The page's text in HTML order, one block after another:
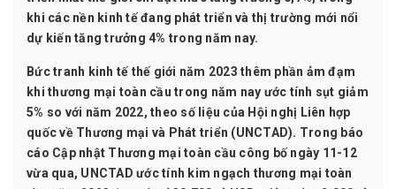
khi các nền kinh tế đang phát triển và thị trường mới nổi
dự kiến tăng trưởng 4% trong năm nay.
Bức tranh kinh tế thế giới năm 2023 thêm phần ảm đạm
khi thương mại toàn cầu trong năm nay ước tính sụt giảm
5% so với năm 2022, theo số liệu của Hội nghị Liên hợp
quốc về Thương mại và Phát triển (UNCTAD). Trong báo
cáo Cập nhật Thương mại toàn cầu công bố ngày 11-12
vừa qua, UNCTAD ước tính kim ngạch thương mại toàn